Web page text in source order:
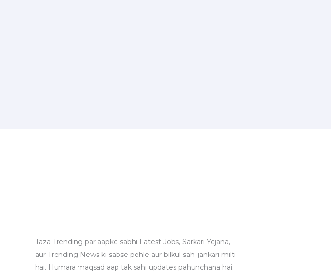
Taza Trending par aapko sabhi Latest Jobs, Sarkari Yojana,
aur Trending News ki sabse pehle aur bilkul sahi jankari milti
hai. Humara maqsad aap tak sahi updates pahunchana hai.